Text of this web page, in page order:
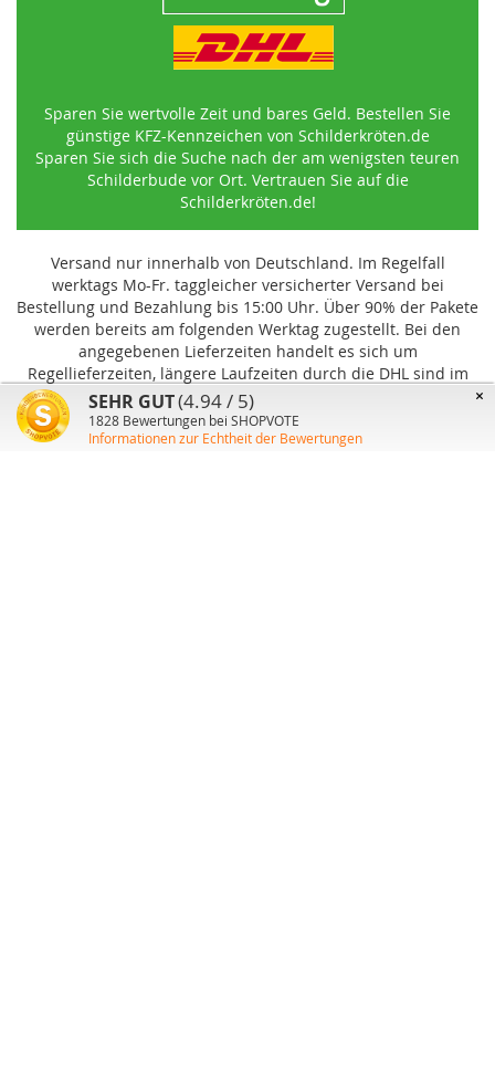
Sparen Sie wertvolle Zeit und bares Geld. Bestellen Sie
günstige KFZ-Kennzeichen von Schilderkröten.de
Sparen Sie sich die Suche nach der am wenigsten teuren
Schilderbude vor Ort. Vertrauen Sie auf die
Schilderkröten.de!
Versand nur innerhalb von Deutschland. Im Regelfall
werktags Mo-Fr. taggleicher versicherter Versand bei
Bestellung und Bezahlung bis 15:00 Uhr. Über 90% der Pakete
werden bereits am folgenden Werktag zugestellt. Bei den
angegebenen Lieferzeiten handelt es sich um
Regellieferzeiten, längere Laufzeiten durch die DHL sind im
Einzelfall möglich und können von uns nicht beeinflusst
werden.
×
SEHR GUT(4.94 / 5)
1828 Bewertungen bei SHOPVOTE
Informationen zur Echtheit der Bewertungen